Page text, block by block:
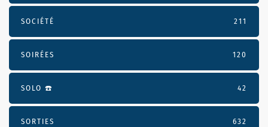
SOCIÉTÉ 211
SOIRÉES 120
SOLO ☎️ 42
SORTIES 632